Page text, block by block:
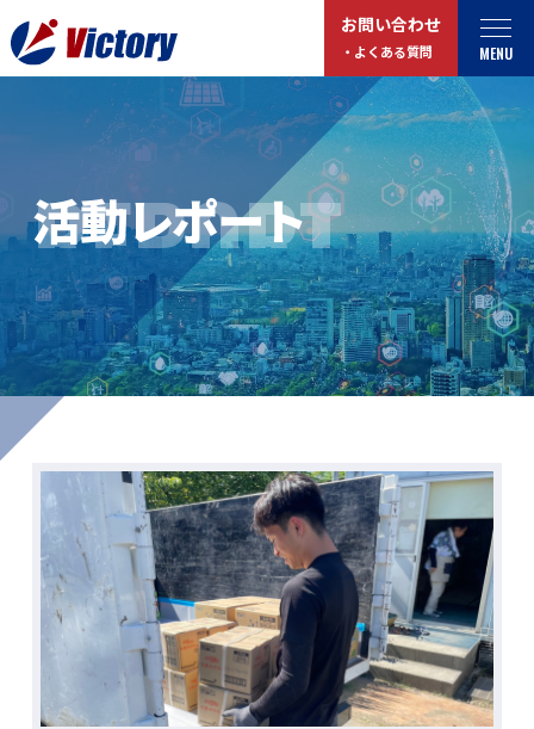
MENU
お問い合わせ
・よくある質問
事業紹介
総合解体 / 解体事業
産業廃棄物収集/ 運搬
企業概要
私たちについて
サステナビリティ
活動レポート
最新情報
お役立ちコラム
プライバシーポリシー
お問い合わせ
よくある質問
採用情報
社員インタビュー
育休取得者インタビュー
福利厚生
活動レポート
REPORT